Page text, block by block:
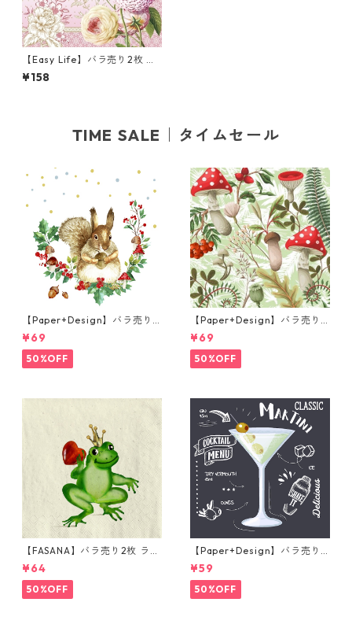
【Easy Life】バラ売り2枚 ラ
ンチサイズ ペーパーナプキン
Renaissance ローズ
¥158
TIME SALE｜タイムセール
【Paper+Design】バラ売り2
枚 ランチサイズ ペーパーナプ
キン Forest Squirrel ホワイ
ト
¥69
50%OFF
【Paper+Design】バラ売り2
枚 ランチサイズ ペーパーナプ
キン Forest Fungi グリーン
¥69
50%OFF
【FASANA】バラ売り2枚 ラン
チサイズ ペーパーナプキン Fr
og prince ナチュラル
¥64
50%OFF
【Paper+Design】バラ売り2
枚 カクテルサイズ ペーパーナ
プキン Martini ブラック
¥59
50%OFF